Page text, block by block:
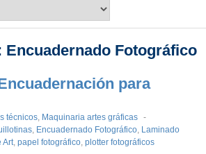
Encuadernado Fotográfico
para
técnicos, Maquinaria artes gráficas -
, Encuadernado Fotográfico, Laminado
Art, papel fotográfico, plotter fotográficos